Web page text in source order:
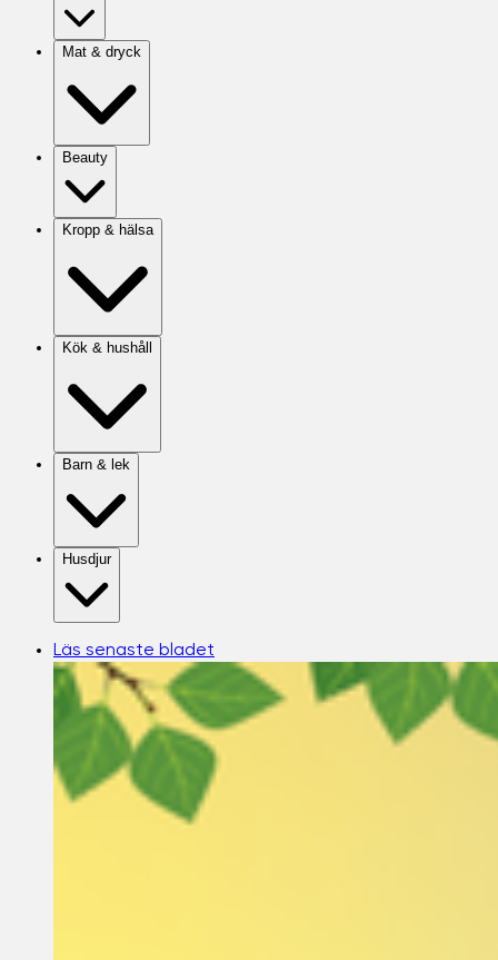
Mat & dryck
Beauty
Kropp & hälsa
Kök & hushåll
Barn & lek
Husdjur
Läs senaste bladet